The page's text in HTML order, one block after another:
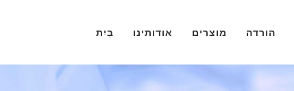
בַּיִת אודותינו מוצרים הורדה